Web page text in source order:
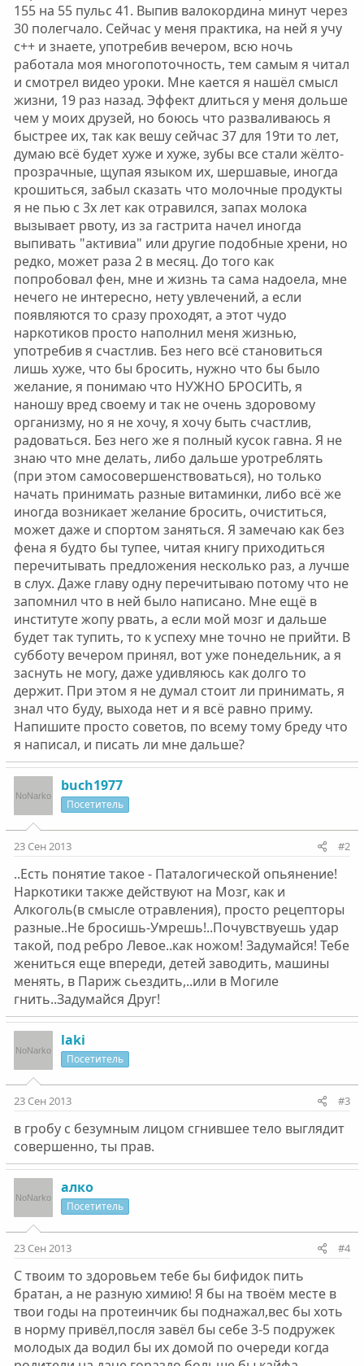
155 на 55 пульс 41. Выпив валокордина минут через
30 полегчало. Сейчас у меня практика, на ней я учу
с++ и знаете, употребив вечером, всю ночь
работала моя многопоточность, тем самым я читал
и смотрел видео уроки. Мне кается я нашёл смысл
жизни, 19 раз назад. Эффект длиться у меня дольше
чем у моих друзей, но боюсь что разваливаюсь я
быстрее их, так как вешу сейчас 37 для 19ти то лет,
думаю всё будет хуже и хуже, зубы все стали жёлто-
прозрачные, щупая языком их, шершавые, иногда
крошиться, забыл сказать что молочные продукты
я не пью с 3х лет как отравился, запах молока
вызывает рвоту, из за гастрита начел иногда
выпивать "активиа" или другие подобные хрени, но
редко, может раза 2 в месяц. До того как
попробовал фен, мне и жизнь та сама надоела, мне
нечего не интересно, нету увлечений, а если
появляются то сразу проходят, а этот чудо
наркотиков просто наполнил меня жизнью,
употребив я счастлив. Без него всё становиться
лишь хуже, что бы бросить, нужно что бы было
желание, я понимаю что НУЖНО БРОСИТЬ, я
наношу вред своему и так не очень здоровому
организму, но я не хочу, я хочу быть счастлив,
радоваться. Без него же я полный кусок гавна. Я не
знаю что мне делать, либо дальше уротреблять
(при этом самосовершенствоваться), но только
начать принимать разные витаминки, либо всё же
иногда возникает желание бросить, очиститься,
может даже и спортом заняться. Я замечаю как без
фена я будто бы тупее, читая книгу приходиться
перечитывать предложения несколько раз, а лучше
в слух. Даже главу одну перечитываю потому что не
запомнил что в ней было написано. Мне ещё в
институте жопу рвать, а если мой мозг и дальше
будет так тупить, то к успеху мне точно не прийти. В
субботу вечером принял, вот уже понедельник, а я
заснуть не могу, даже удивляюсь как долго то
держит. При этом я не думал стоит ли принимать, я
знал что буду, выхода нет и я всё равно приму.
Напишите просто советов, по всему тому бреду что
я написал, и писать ли мне дальше?
buch1977
Посетитель
23 Сен 2013 #2
..Есть понятие такое - Паталогической опьянение!
Наркотики также действуют на Мозг, как и
Алкоголь(в смысле отравления), просто рецепторы
разные..Не бросишь-Умрешь!..Почувствуешь удар
такой, под ребро Левое..как ножом! Задумайся! Тебе
жениться еще впереди, детей заводить, машины
менять, в Париж сьездить,..или в Могиле
гнить..Задумайся Друг!
laki
Посетитель
23 Сен 2013 #3
в гробу с безумным лицом сгнившее тело выглядит
совершенно, ты прав.
алко
Посетитель
23 Сен 2013 #4
С твоим то здоровьем тебе бы бифидок пить
братан, а не разную химию! Я бы на твоём месте в
твои годы на протеинчик бы поднажал,вес бы хоть
в норму привёл,посля завёл бы себе 3-5 подружек
молодых да водил бы их домой по очереди когда